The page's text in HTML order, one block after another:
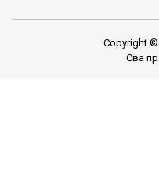
Copyright
Сва